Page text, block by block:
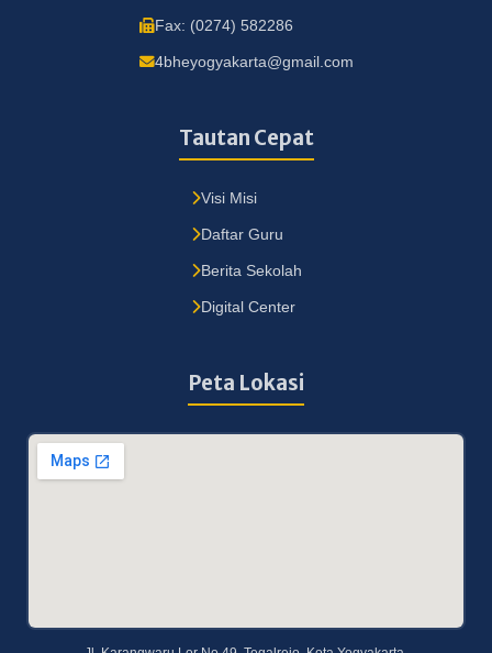
Fax: (0274) 582286
4bheyogyakarta@gmail.com
Tautan Cepat
Visi Misi
Daftar Guru
Berita Sekolah
Digital Center
Peta Lokasi